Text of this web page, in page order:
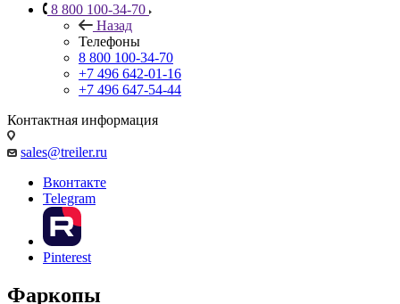
8 800 100-34-70
Назад
Телефоны
8 800 100-34-70
+7 496 642-01-16
+7 496 647-54-44
Контактная информация
sales@treiler.ru
Вконтакте
Telegram
Pinterest
Фаркопы